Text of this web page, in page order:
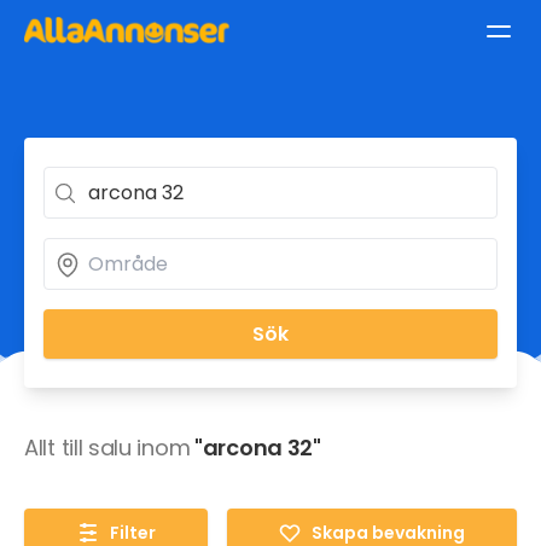
Sök
Allt till salu inom "arcona 32"
Filter Skapa bevakning